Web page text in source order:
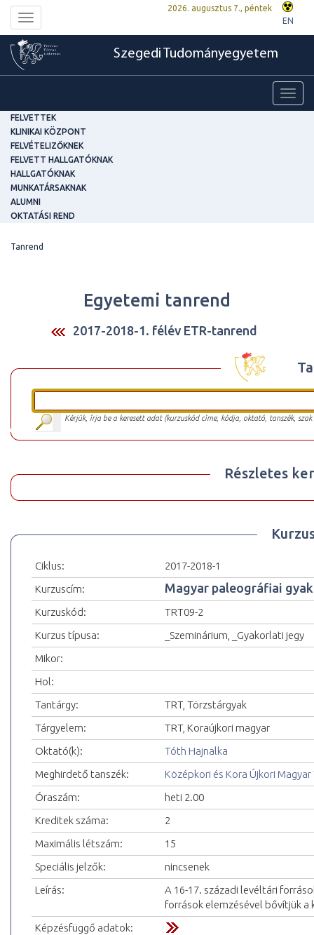
Toggle
navigation
2026. augusztus 7., péntek
EN
Szegedi Tudományegyetem
FELVETTEK
KLINIKAI KÖZPONT
FELVÉTELIZŐKNEK
FELVETT HALLGATÓKNAK
HALLGATÓKNAK
MUNKATÁRSAKNAK
ALUMNI
OKTATÁSI REND
Tanrend
Egyetemi tanrend
2017-2018-1. félév ETR-tanrend
Kérjük, írja be a keresett adat (kurzuskód címe, kódja, oktató, tanszék,
Részletes
Ciklus:
2017-2018-1
Kurzuscím:
Magyar paleográfiai
Kurzuskód:
TRT09-2
Kurzus típusa:
_Szeminárium, _Gyakorlati jegy
Mikor:
Hol:
Tantárgy:
TRT, Törzstárgyak
Tárgyelem:
TRT, Koraújkori magyar
Oktató(k):
Tóth Hajnalka
Meghirdető tanszék:
Középkori és Kora Újkori
Óraszám:
heti 2.00
Kreditek száma:
2
Maximális létszám:
15
Speciális jelzők:
nincsenek
Leírás:
A 16-17. századi levéltári
források elemzésével bővítjük
Képzésfüggő adatok: